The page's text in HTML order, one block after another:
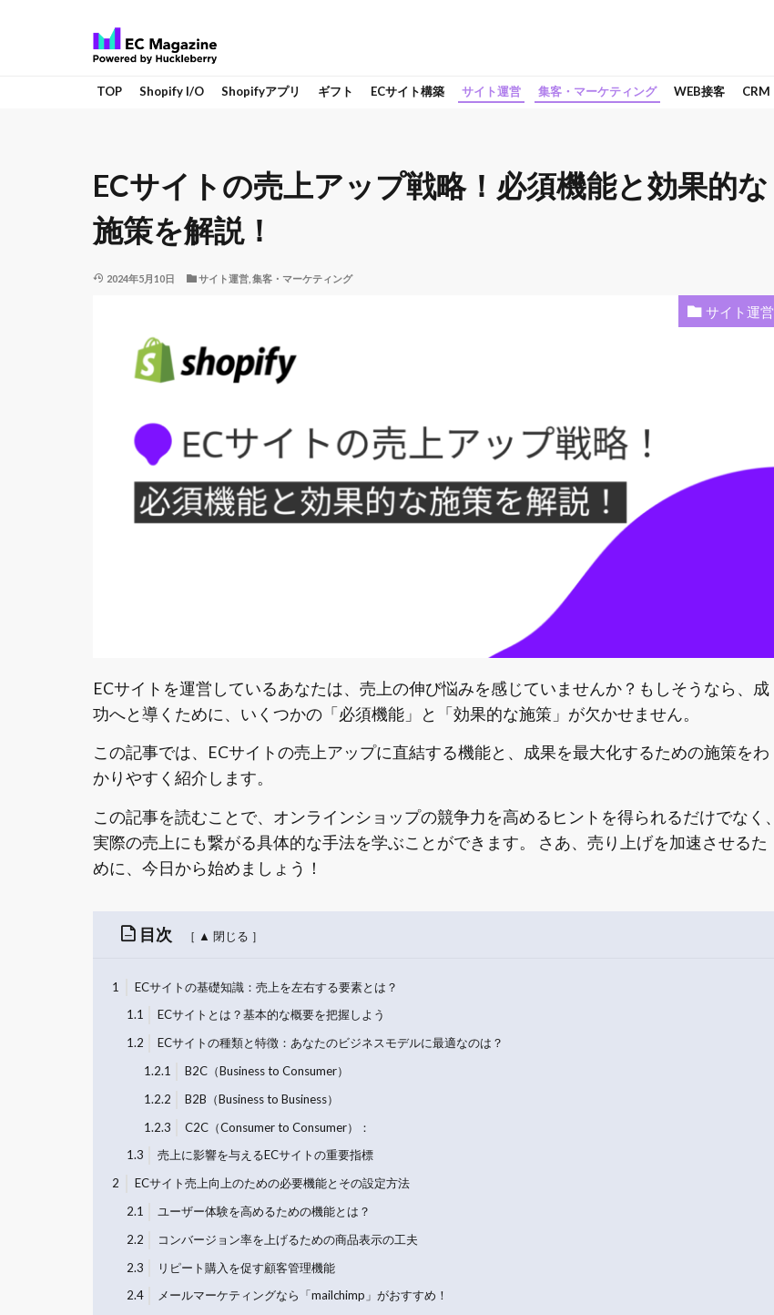
TOP Shopify I/O Shopifyアプリ ギフト ECサイト構築 サイト運営 集客・マーケティング WEB接客 CRM
ECサイトの売上アップ戦略！必須機能と効果的な
施策を解説！
2024年5月10日 サイト運営 集客・マーケティング
サイト運営
ECサイトを運営しているあなたは、売上の伸び悩みを感じていませんか？もしそうなら、成
功へと導くために、いくつかの「必須機能」と「効果的な施策」が欠かせません。
この記事では、ECサイトの売上アップに直結する機能と、成果を最大化するための施策をわ
かりやすく紹介します。
この記事を読むことで、オンラインショップの競争力を高めるヒントを得られるだけでなく、
実際の売上にも繋がる具体的な手法を学ぶことができます。
さあ、売り上げを加速させるた
めに、今日から始めましょう！
目次
1
ECサイトの基礎知識：売上を左右する要素とは？
1.1
ECサイトとは？基本的な概要を把握しよう
1.2
ECサイトの種類と特徴：あなたのビジネスモデルに最適なのは？
1.2.1
B2C（Business to Consumer）
1.2.2
B2B（Business to Business）
1.2.3
C2C（Consumer to Consumer）：
1.3
売上に影響を与えるECサイトの重要指標
2
ECサイト売上向上のための必要機能とその設定方法
2.1
ユーザー体験を高めるための機能とは？
2.2
コンバージョン率を上げるための商品表示の工夫
2.3
リピート購入を促す顧客管理機能
2.4
メールマーケティングなら「mailchimp」がおすすめ！